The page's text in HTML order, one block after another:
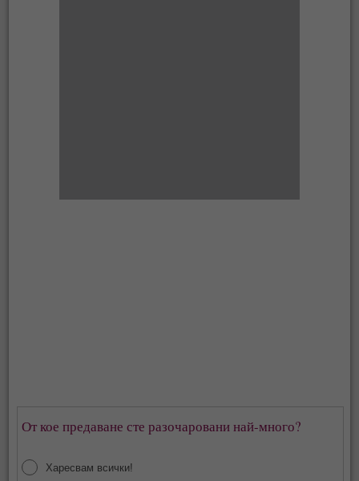
От кое предаване сте разочаровани най-много?
Харесвам всички!